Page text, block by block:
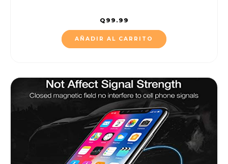
Q 99.99
AÑADIR AL CARRITO